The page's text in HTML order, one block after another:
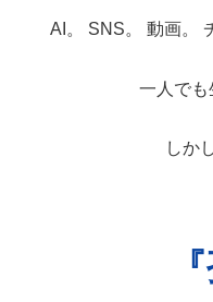
AI。 SNS。 動画。
一人でも
しか